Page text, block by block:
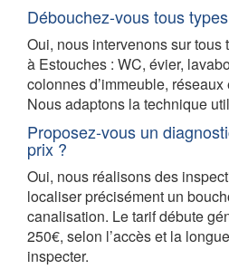
Débouchez-vous tous
Oui, nous intervenons sur
à Estouches : WC, évier,
colonnes d’immeuble,
Nous adaptons la technique
Proposez-vous un
prix ?
Oui, nous réalisons des
localiser précisément un
canalisation. Le tarif débute
250€, selon l’accès et la
inspecter.